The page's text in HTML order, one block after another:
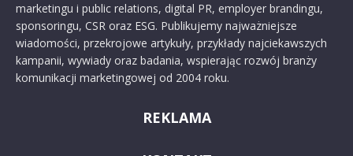
marketingu i public relations, digital PR, employer brandingu,
sponsoringu, CSR oraz ESG. Publikujemy najważniejsze
wiadomości, przekrojowe artykuły, przykłady najciekawszych
kampanii, wywiady oraz badania, wspierając rozwój branży
komunikacji marketingowej od 2004 roku.
REKLAMA